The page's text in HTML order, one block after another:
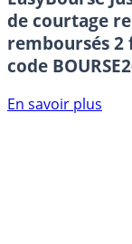
de courtage
remboursés 2
code
En savoir plus